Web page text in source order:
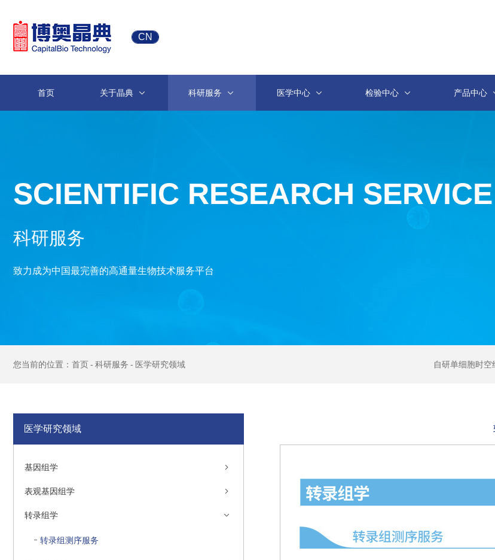
CN
首页 关于晶典 科研服务 医学中心 检验中心 产品中心
SCIENTIFIC RESEARCH SERVICE
科研服务
致力成为中国最完善的高通量生物技术服务平台
首页 科研服务 医学研究领域 自研单细胞时空
医学研究领域
基因组学
表观基因组学
转录组学
转录组测序服务